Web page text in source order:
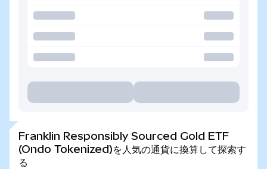
Franklin Responsibly Sourced Gold ETF
(Ondo Tokenized)を人気の通貨に換算して探索す
る